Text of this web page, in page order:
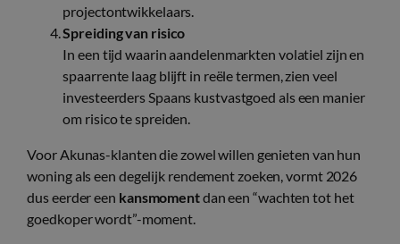
projectontwikkelaars.
Spreiding van risico
In een tijd waarin aandelenmarkten volatiel zijn en
spaarrente laag blijft in reële termen, zien veel
investeerders Spaans kustvastgoed als een manier
om risico te spreiden.
Voor Akunas-klanten die zowel willen genieten van hun
woning als een degelijk rendement zoeken, vormt 2026
dus eerder een kansmomentdan een “wachten tot het
goedkoper wordt”-moment.